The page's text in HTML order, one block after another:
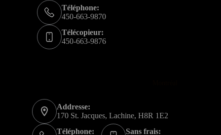
Téléphone:
450-663-9870
Télécopieur:
450-663-9876
Addresse:
170 St. Jacques, Lachine, H8R 1E2
Téléphone:
Sans frais: